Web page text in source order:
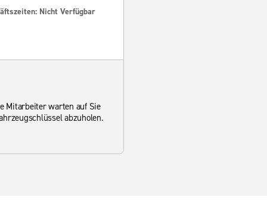
Nicht Verfügbar
Mitarbeiter warten auf Sie
abzuholen.